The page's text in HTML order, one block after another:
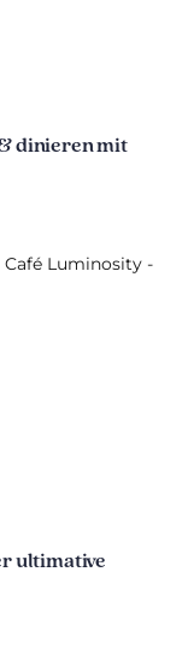
dinieren mit
ultimative